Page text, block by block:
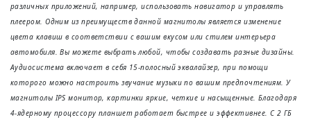
различных приложений, например, использовать навигатор и управлять
плеером. Одним из преимуществ данной магнитолы является изменение
цвета клавиш в соответствии с вашим вкусом или стилем интерьера
автомобиля. Вы можете выбрать любой, чтобы создавать разные дизайны.
Аудиосистема включает в себя 15-полосный эквалайзер, при помощи
которого можно настроить звучание музыки по вашим предпочтениям. У
магнитолы IPS монитор, картинки яркие, четкие и насыщенные. Благодаря
4-ядерному процессору планшет работает быстрее и эффективнее. С 2 ГБ